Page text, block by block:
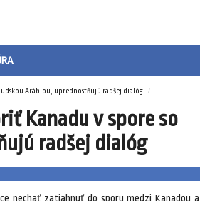
Arábiou, uprednostňujú radšej dialóg
Kanadu v spore so
radšej dialóg